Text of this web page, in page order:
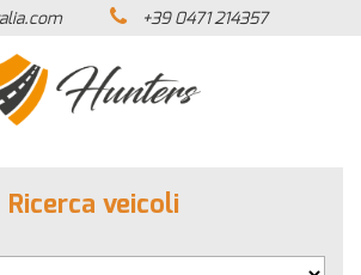
+39 0471 214357
Ricerca veicoli